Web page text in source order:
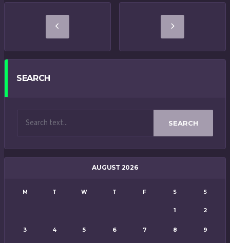
SEARCH
SEARCH
AUGUST 2026
M T W T F S S
1 2
3 4 5 6 7 8 9